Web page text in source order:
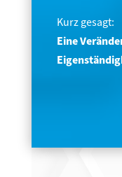
Kurz gesagt:
Eine